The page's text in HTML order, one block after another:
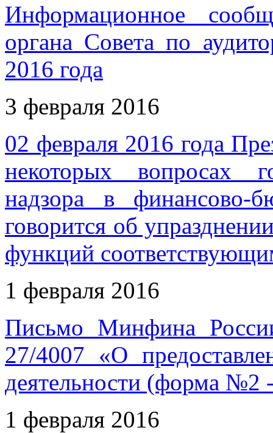
Информационное
органа Совета по
2016 года
3 февраля 2016
02 февраля 2016 года
некоторых вопросах
надзора в финансово-
говорится об
функций
1 февраля 2016
Письмо Минфина
27/4007 «О
деятельности (форма №2
1 февраля 2016